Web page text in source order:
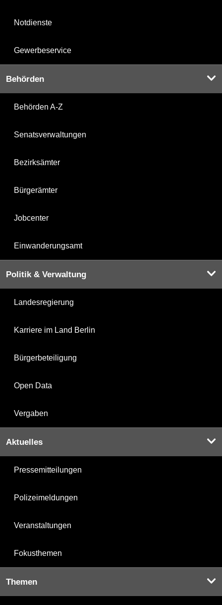
Notdienste
Gewerbeservice
Behörden
Behörden A-Z
Senatsverwaltungen
Bezirksämter
Bürgerämter
Jobcenter
Einwanderungsamt
Politik & Verwaltung
Landesregierung
Karriere im Land Berlin
Bürgerbeteiligung
Open Data
Vergaben
Aktuelles
Pressemitteilungen
Polizeimeldungen
Veranstaltungen
Fokusthemen
Themen